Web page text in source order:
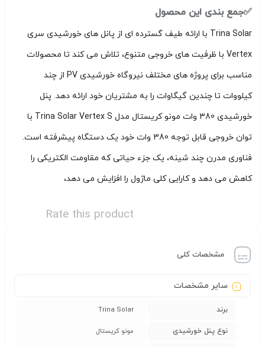
✅جمع بندی این محصول
Trina Solar با ارائه طیف گسترده ای از پانل های خورشیدی سری
Vertex با ظرفیت های خروجی متنوع، تلاش می کند تا محصولات
مناسب برای پروژه های مختلف نیروگاه خورشیدی PV از چند
کیلووات تا چندین گیگاوات را به مشتریان خود ارائه دهد. پنل
خورشیدی 380 وات مونو کریستال مدل Trina Solar Vertex S با
توان خروجی قابل توجه 380 وات خود یک دستگاه پیشرفته است.
فناوری مدرن چند شینه، یک جزء حیاتی که مقاومت الکتریکی را
کاهش می دهد و کارایی کلی ماژول را افزایش می دهد،
Rate this product
مشخصات کلی
سایر مشخصات
برند Trina Solar
نوع پنل خورشیدی مونو کریستال